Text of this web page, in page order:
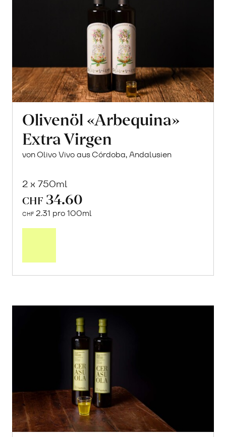
Olivenöl «Arbequina»
Extra Virgen
von Olivo Vivo aus Córdoba, Andalusien
2 x 750ml
CHF 34.60
CHF 2.31 pro 100ml